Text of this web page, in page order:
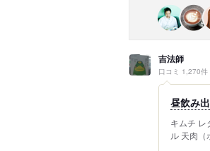
吉法師
口コミ 1,270件
昼飲み
キムチ レ
ル 天肉